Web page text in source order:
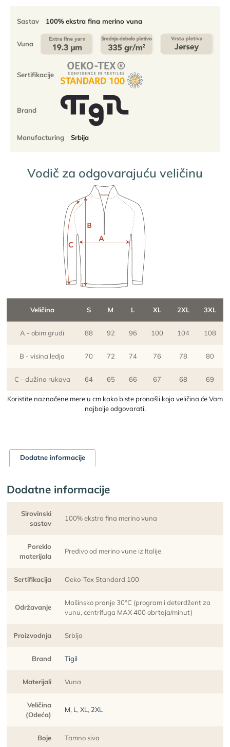
rukava
kragnom
100%
merino
vuna
Sastav 100% ekstra fina merino vuna
Vuna
Sertifikacije
Brand
Manufacturing Srbija
Vodič za odgovarajuću veličinu
Veličina S M L XL 2XL 3XL
A - obim grudi 88 92 96 100 104 108
B - visina ledja 70 72 74 76 78 80
C - dužina rukava 64 65 66 67 68 69
Koristite naznačene mere u cm kako biste pronašli koja veličina će Vam
najbolje odgovarati.
Dodatne informacije
Dodatne informacije
Sirovinski
sastav
100% ekstra fina merino vuna
Poreklo
materijala
Predivo od merino vune iz Italije
Sertifikacija Oeko-Tex Standard 100
Održavanje
Mašinsko pranje 30°C (program i deterdžent za
vunu, centrifuga MAX 400 obrtaja/minut)
Proizvodnja Srbija
Brand Tigil
Materijali Vuna
Veličina
(Odeća)
M, L , XL , 2XL
Boje Tamno siva